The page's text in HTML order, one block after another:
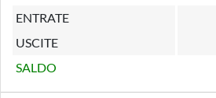
ENTRATE
USCITE
SALDO